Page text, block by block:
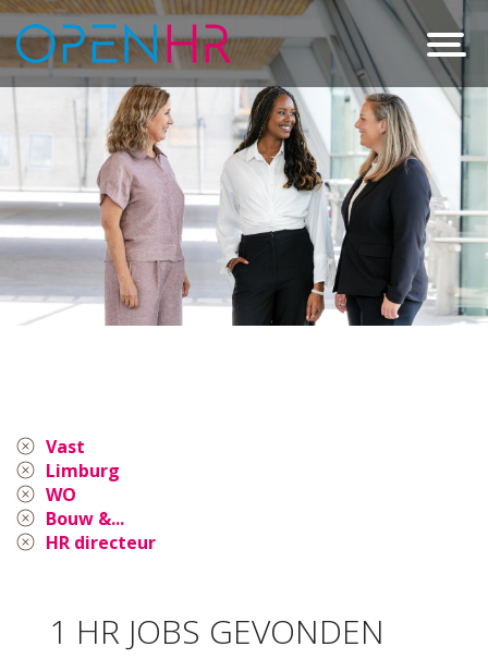
Vast
Limburg
WO
Bouw &...
HR directeur
1 HR JOBS GEVONDEN